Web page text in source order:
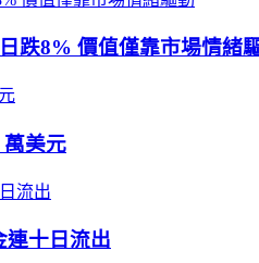
跌8% 價值僅靠市場情緒
萬美元
連十日流出